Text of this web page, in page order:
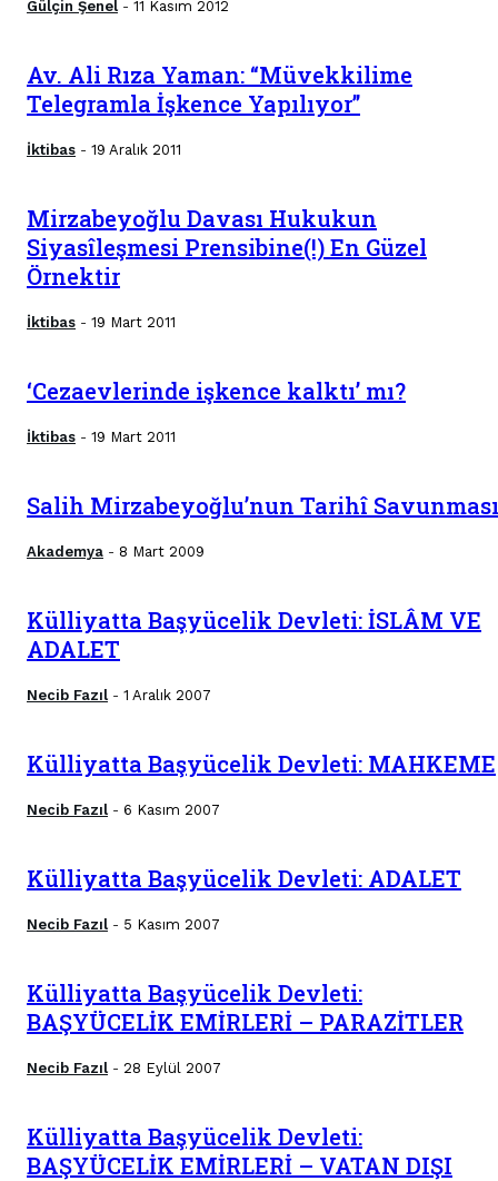
Gülçin Şenel - 11 Kasım 2012
Av. Ali Rıza Yaman: “Müvekkilime
Telegramla İşkence Yapılıyor”
İktibas - 19 Aralık 2011
Mirzabeyoğlu Davası Hukukun
Siyasîleşmesi Prensibine(!) En Güzel
Örnektir
İktibas - 19 Mart 2011
‘Cezaevlerinde işkence kalktı’ mı?
İktibas - 19 Mart 2011
Salih Mirzabeyoğlu’nun Tarihî Savunması
Akademya - 8 Mart 2009
Külliyatta Başyücelik Devleti: İSLÂM VE
ADALET
Necib Fazıl - 1 Aralık 2007
Külliyatta Başyücelik Devleti: MAHKEME
Necib Fazıl - 6 Kasım 2007
Külliyatta Başyücelik Devleti: ADALET
Necib Fazıl - 5 Kasım 2007
Külliyatta Başyücelik Devleti:
BAŞYÜCELİK EMİRLERİ – PARAZİTLER
Necib Fazıl - 28 Eylül 2007
Külliyatta Başyücelik Devleti:
BAŞYÜCELİK EMİRLERİ – VATAN DIŞI